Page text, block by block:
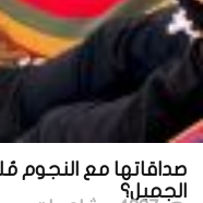
صداقاتها مع النجوم
الجميل؟